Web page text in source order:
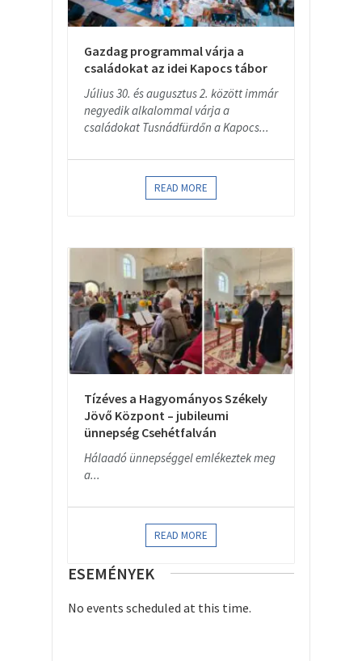
Gazdag programmal várja a
családokat az idei Kapocs tábor
Július 30. és augusztus 2. között immár
negyedik alkalommal várja a
családokat Tusnádfürdőn a Kapocs...
READ MORE
Tízéves a Hagyományos Székely
Jövő Központ – jubileumi
ünnepség Csehétfalván
Hálaadó ünnepséggel emlékeztek meg
a...
READ MORE
ESEMÉNYEK
No events scheduled at this time.